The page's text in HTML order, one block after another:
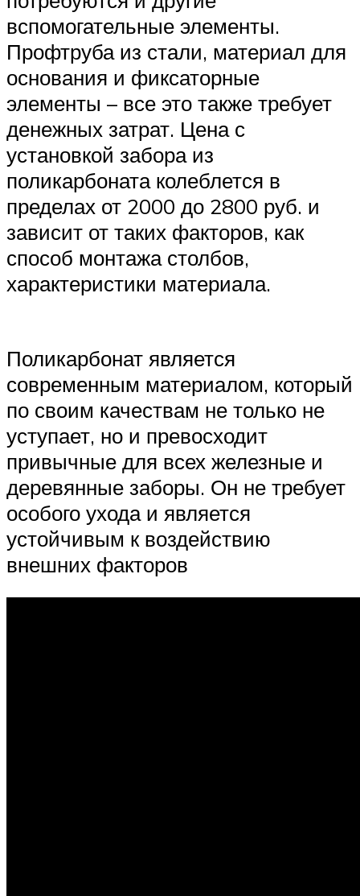
вспомогательные элементы.
Профтруба из стали, материал для
основания и фиксаторные
элементы – все это также требует
денежных затрат. Цена с
установкой забора из
поликарбоната колеблется в
пределах от 2000 до 2800 руб. и
зависит от таких факторов, как
способ монтажа столбов,
характеристики материала.
Поликарбонат является
современным материалом, который
по своим качествам не только не
уступает, но и превосходит
привычные для всех железные и
деревянные заборы. Он не требует
особого ухода и является
устойчивым к воздействию
внешних факторов